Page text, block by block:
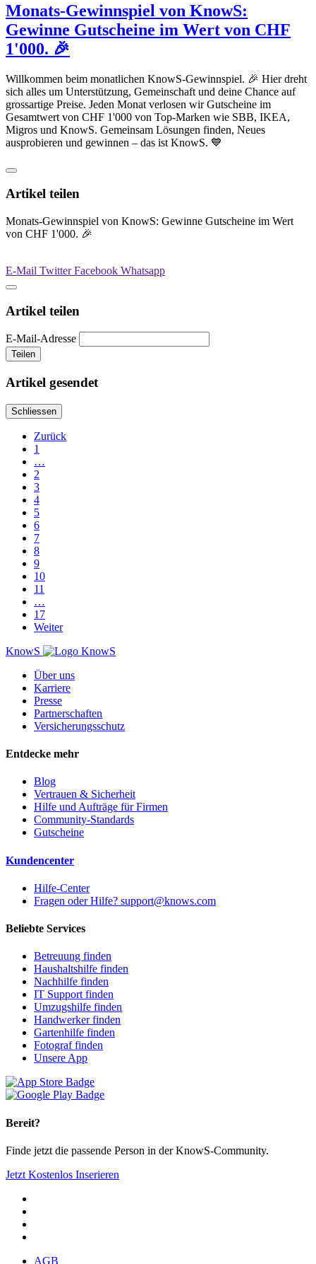
Monats-Gewinnspiel von KnowS:
Gewinne Gutscheine im Wert von CHF
1'000. 🎉
Willkommen beim monatlichen KnowS-Gewinnspiel. 🎉 Hier dreht
sich alles um Unterstützung, Gemeinschaft und deine Chance auf
grossartige Preise. Jeden Monat verlosen wir Gutscheine im
Gesamtwert von CHF 1'000 von Top-Marken wie SBB, IKEA,
Migros und KnowS. Gemeinsam Lösungen finden, Neues
ausprobieren und gewinnen – das ist KnowS. 💙
Artikel teilen
Monats-Gewinnspiel von KnowS: Gewinne Gutscheine im Wert
von CHF 1'000. 🎉
E-Mail TwitterFacebook Whatsapp
Artikel teilen
E-Mail-Adresse
Teilen
Artikel gesendet
Schliessen
Zurück
1
…
2
3
4
5
6
7
8
9
10
11
…
17
Weiter
KnowS
Über uns
Karriere
Presse
Partnerschaften
Versicherungsschutz
Entdecke mehr
Blog
Vertrauen & Sicherheit
Hilfe und Aufträge für Firmen
Community-Standards
Gutscheine
Kundencenter
Hilfe-Center
Fragen oder Hilfe? support@knows.com
Beliebte Services
Betreuung finden
Haushaltshilfe finden
Nachhilfe finden
IT Support finden
Umzugshilfe finden
Handwerker finden
Gartenhilfe finden
Fotograf finden
Unsere App
Bereit?
Finde jetzt die passende Person in der KnowS-Community.
Jetzt Kostenlos Inserieren
AGB